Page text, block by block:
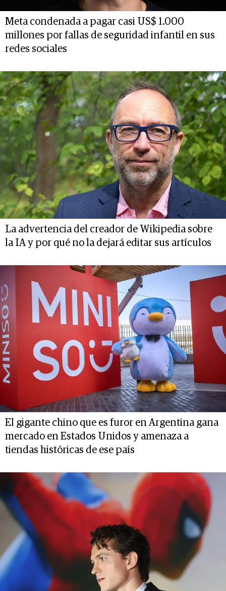
Meta condenada a pagar casi US$ 1.000
millones por fallas de seguridad infantil en sus
redes sociales
La advertencia del creador de Wikipedia sobre
la IA y por qué no la dejará editar sus artículos
El gigante chino que es furor en Argentina gana
mercado en Estados Unidos y amenaza a
tiendas históricas de ese país